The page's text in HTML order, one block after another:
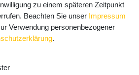
dass ich dieDaten­schutz­erklärung
zu einem späteren Zeitpunkt
Beachten Sie unser Impressum
Verwendung personenbezogener
.